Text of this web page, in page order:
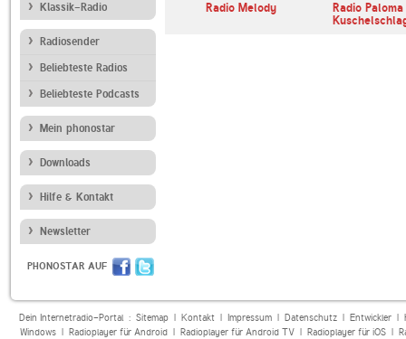
Klassik-Radio
Radiosender
Beliebteste Radios
Beliebteste Podcasts
Mein phonostar
Downloads
Hilfe & Kontakt
Newsletter
PHONOSTAR AUF
Dvojka ORF Radio Kärnten Radio Melody
Radio Paloma
Dein Internetradio-Portal : Sitemap| Kontakt| Impressum| Datenschutz| Entwickler|
Windows| Radioplayer für Android| Radioplayer für Android TV| Radioplayer für iOS|